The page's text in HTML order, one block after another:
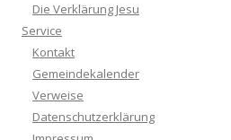
Die Verklärung Jesu
Service
Kontakt
Gemeindekalender
Verweise
Datenschutzerklärung